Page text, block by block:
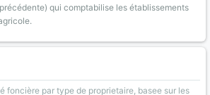
qui comptabilise les établissements
foncière par type de proprietaire, basee sur les